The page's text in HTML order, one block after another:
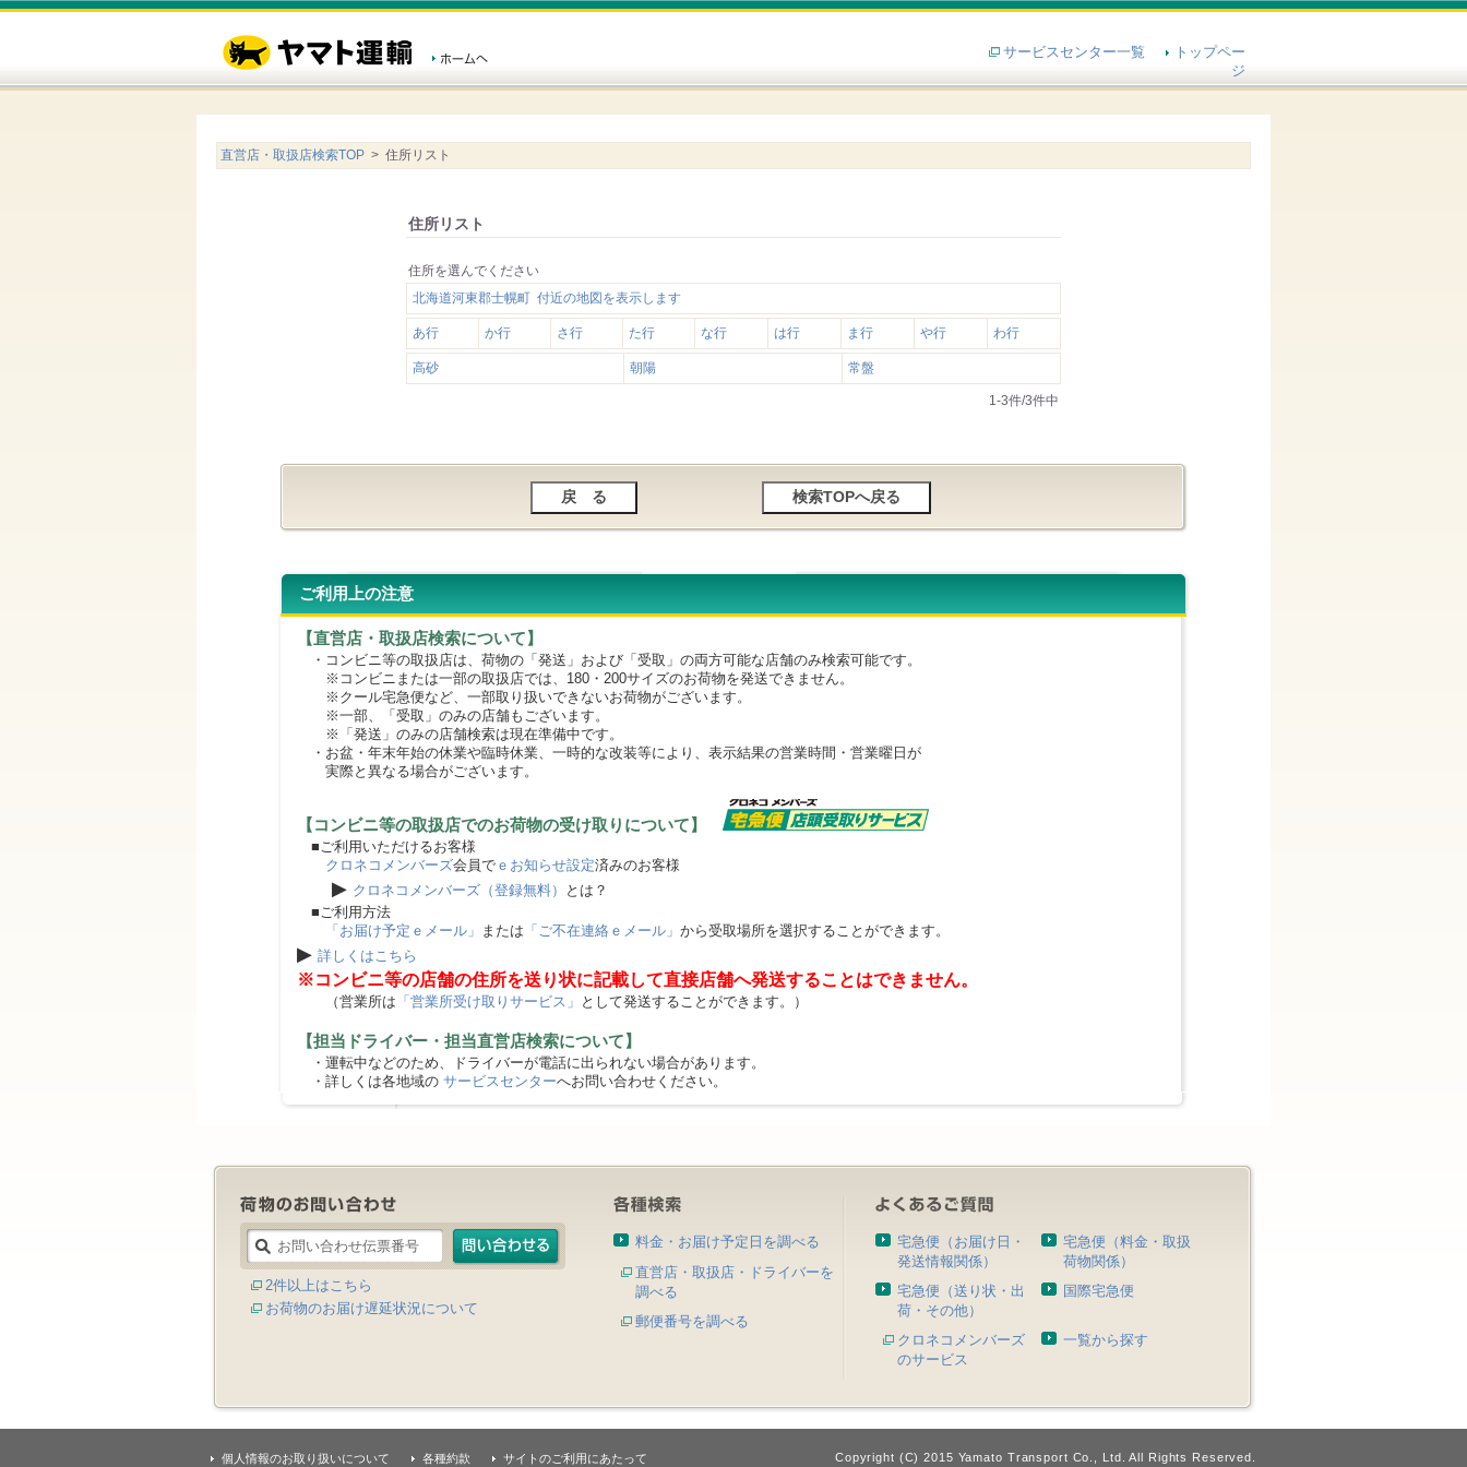
サービスセンター一覧
トップペー
ジ
直営店・取扱店検索TOP > 住所リスト
住所リスト
住所を選んでください
北海道河東郡士幌町 付近の地図を表示します
あ行 か行 さ行 た行 な行 は行 ま行 や行 わ行
高砂 朝陽 常盤
1-3件/3件中
ご利用上の注意
【直営店・取扱店検索について】
・コンビニ等の取扱店は、荷物の「発送」および「受取」の両方可能な店舗のみ検索可能です。
※コンビニまたは一部の取扱店では、180・200サイズのお荷物を発送できません。
※クール宅急便など、一部取り扱いできないお荷物がございます。
※一部、「受取」のみの店舗もございます。
※「発送」のみの店舗検索は現在準備中です。
・お盆・年末年始の休業や臨時休業、一時的な改装等により、表示結果の営業時間・営業曜日が
実際と異なる場合がございます。
【コンビニ等の取扱店でのお荷物の受け取りについて】
■ご利用いただけるお客様
クロネコメンバーズ会員で ｅお知らせ設定済みのお客様
▶ クロネコメンバーズ（登録無料）
とは？
■ご利用方法
「お届け予定ｅメール」 または 「ご不在連絡ｅメール」 から受取場所を選択することができます。
▶ 詳しくはこちら
※コンビニ等の店舗の住所を送り状に記載して直接店舗へ発送することはできません。
（営業所は 「営業所受け取りサービス」 として発送することができます。）
【担当ドライバー・担当直営店検索について】
・運転中などのため、ドライバーが電話に出られない場合があります。
・詳しくは各地域の サービスセンターへお問い合わせください。
2件以上はこちら
お荷物のお届け遅延状況について
料金・お届け予定日を調べる
直営店・取扱店・ドライバーを
調べる
郵便番号を調べる
宅急便（お届け日・
発送情報関係）
宅急便（料金・取扱
荷物関係）
宅急便（送り状・出
荷・その他）
国際宅急便
クロネコメンバーズ
のサービス
一覧から探す
個人情報のお取り扱いについて 各種約款 サイトのご利用にあたって Copyright (C) 2015 Yamato Transport Co., Ltd. All Rights Reserved.